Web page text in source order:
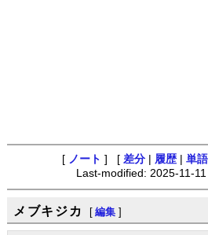
[ ノート ] [ 差分 履歴 単
Last-modified: 2025-11-
メブキジカ [ 編集 ]